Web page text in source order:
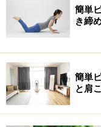
簡単
き締
簡単
と肩